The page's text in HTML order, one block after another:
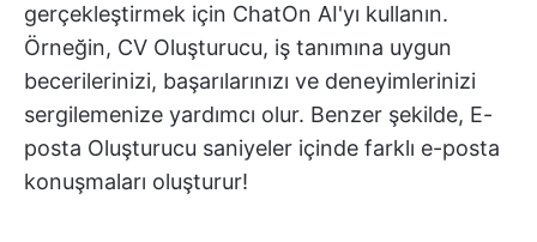
gerçekleştirmek için ChatOn AI'yı kullanın.
Örneğin, CV Oluşturucu, iş tanımına uygun
becerilerinizi, başarılarınızı ve deneyimlerinizi
sergilemenize yardımcı olur. Benzer şekilde, E-
posta Oluşturucu saniyeler içinde farklı e-posta
konuşmaları oluşturur!